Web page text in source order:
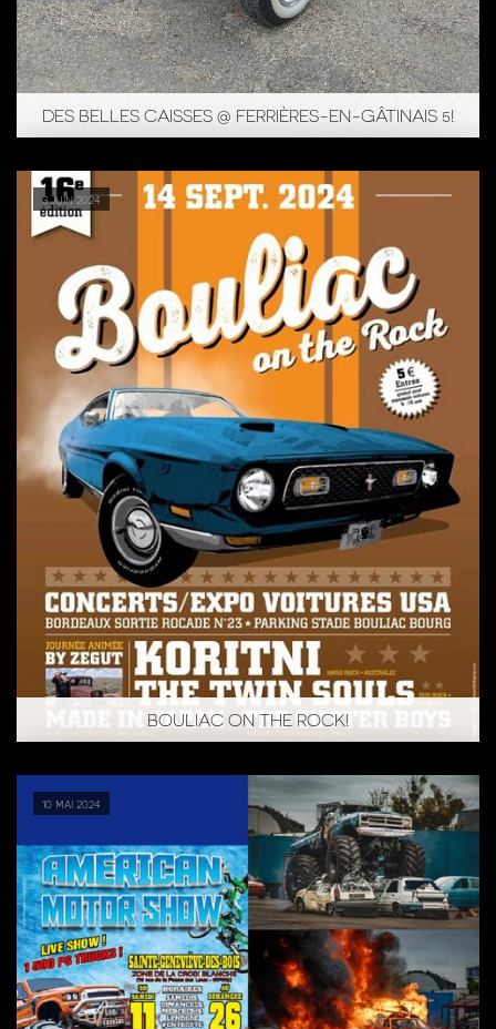
DES BELLES CAISSES @ FERRIÈRES-EN-GÂTINAIS 5!
3 juin 2024
BOULIAC ON THE ROCK!
10 mai 2024